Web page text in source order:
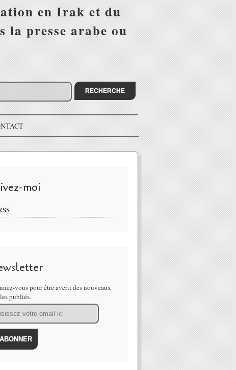
en Irak et du
presse arabe ou
moi
vous pour être averti des nouveaux
publiés.